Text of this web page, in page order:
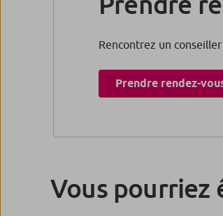
Rencontrez un
Prendre rendez-
Vous pourriez